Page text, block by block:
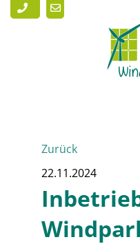
Zurück
22.11.2024